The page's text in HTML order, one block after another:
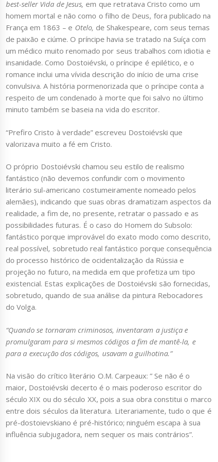
best-seller Vida de Jesus,em que retratava Cristo como um
homem mortal e não como o filho de Deus, fora publicado na
França em 1863 – e Otelo, de Shakespeare, com seus temas
de paixão e ciúme. O príncipe havia se tratado na Suíça com
um médico muito renomado por seus trabalhos com idiotia e
insanidade. Como Dostoiévski, o príncipe é epilético, e o
romance inclui uma vívida descrição do início de uma crise
convulsiva. A história pormenorizada que o príncipe conta a
respeito de um condenado à morte que foi salvo no último
minuto também se baseia na vida do escritor.
“Prefiro Cristo à verdade” escreveu Dostoiévski que
valorizava muito a fé em Cristo.
O próprio Dostoiévski chamou seu estilo de realismo
fantástico (não devemos confundir com o movimento
literário sul-americano costumeiramente nomeado pelos
alemães), indicando que suas obras dramatizam aspectos da
realidade, a fim de, no presente, retratar o passado e as
possibilidades futuras. É o caso do Homem do Subsolo:
fantástico porque improvável do exato modo como descrito,
real possível, sobretudo real fantástico porque consequência
do processo histórico de ocidentalização da Rússia e
projeção no futuro, na medida em que profetiza um tipo
existencial. Estas explicações de Dostoiévski são fornecidas,
sobretudo, quando de sua análise da pintura Rebocadores
do Volga.
“Quando se tornaram criminosos, inventaram a justiça e
promulgaram para si mesmos códigos a fim de mantê-la, e
para a execução dos códigos, usavam a guilhotina.”
Na visão do crítico literário O.M. Carpeaux: ” Se não é o
maior, Dostoiévski decerto é o mais poderoso escritor do
século XIX ou do século XX, pois a sua obra constitui o marco
entre dois séculos da literatura. Literariamente, tudo o que é
pré-dostoievskiano é pré-histórico; ninguém escapa à sua
influência subjugadora, nem sequer os mais contrários”.